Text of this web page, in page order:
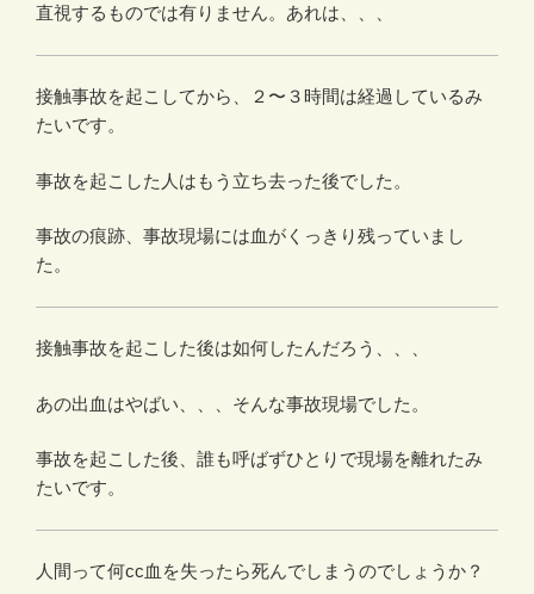
直視するものでは有りません。あれは、、、
接触事故を起こしてから、２〜３時間は経過しているみ
たいです。
事故を起こした人はもう立ち去った後でした。
事故の痕跡、事故現場には血がくっきり残っていまし
た。
接触事故を起こした後は如何したんだろう、、、
あの出血はやばい、、、そんな事故現場でした。
事故を起こした後、誰も呼ばずひとりで現場を離れたみ
たいです。
人間って何cc血を失ったら死んでしまうのでしょうか？